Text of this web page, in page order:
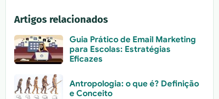
Artigos relacionados
Guia Prático de Email Marketing
para Escolas: Estratégias
Eficazes
Antropologia: o que é? Definição
e Conceito